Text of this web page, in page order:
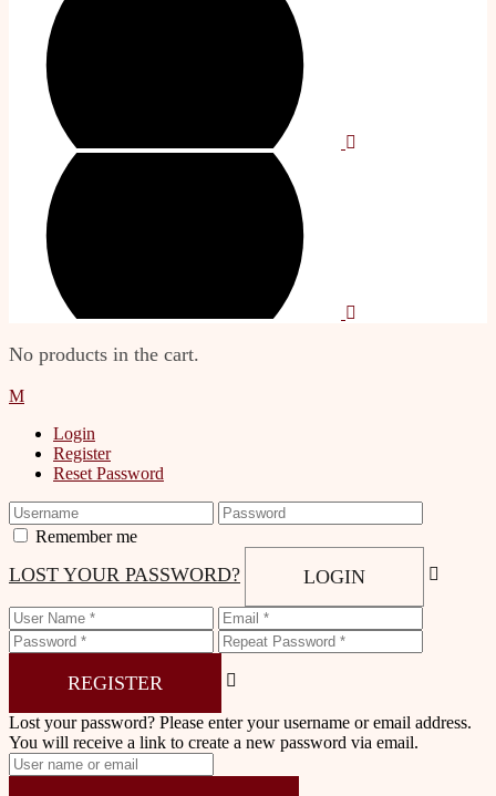
No products in the cart.
Login
Register
Reset Password
Remember me
LOST YOUR PASSWORD? LOGIN
REGISTER
Lost your password? Please enter your username or email address.
You will receive a link to create a new password via email.